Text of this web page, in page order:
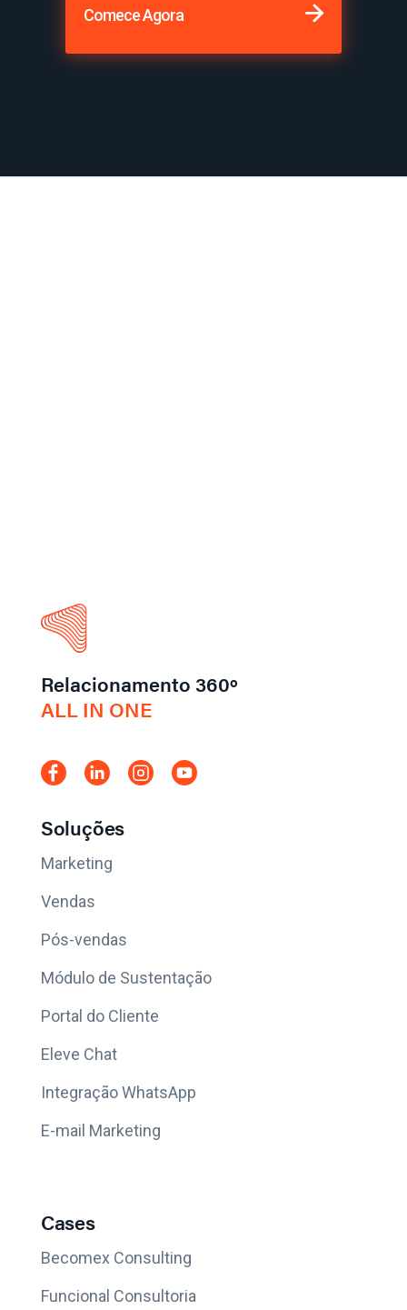
Comece Agora
Relacionamento 360º
ALL IN ONE
Soluções
Marketing
Vendas
Pós-vendas
Módulo de Sustentação
Portal do Cliente
Eleve Chat
Integração WhatsApp
E-mail Marketing
Cases
Becomex Consulting
Funcional Consultoria